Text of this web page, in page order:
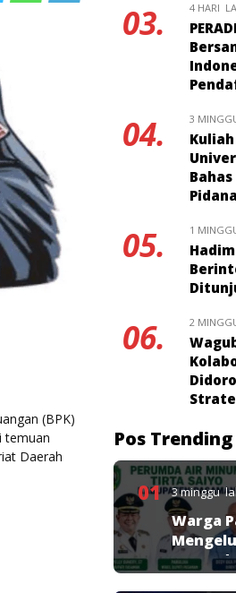
(BPK)
temuan
Daerah
03. 4 HARI
04. 3
Kuliah
05. 1
06. 2
Pos Trending
01 3 minggu
Warga